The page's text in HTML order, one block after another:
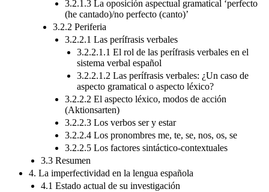
3.2.1.3 La oposición aspectual gramatical ‘perfecto
(he cantado)/no perfecto (canto)’
3.2.2 Periferia
3.2.2.1 Las perífrasis verbales
3.2.2.1.1 El rol de las perífrasis verbales en el
sistema verbal español
3.2.2.1.2 Las perífrasis verbales: ¿Un caso de
aspecto gramatical o aspecto léxico?
3.2.2.2 El aspecto léxico, modos de acción
(Aktionsarten)
3.2.2.3 Los verbos ser y estar
3.2.2.4 Los pronombres me, te, se, nos, os, se
3.2.2.5 Los factores sintáctico-contextuales
3.3 Resumen
4. La imperfectividad en la lengua española
4.1 Estado actual de su investigación